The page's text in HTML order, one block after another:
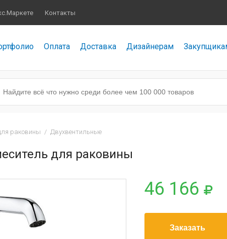
Контакты
Оплата Доставка Дизайнерам
раковины / Двухвентильные
для раковины
46 166